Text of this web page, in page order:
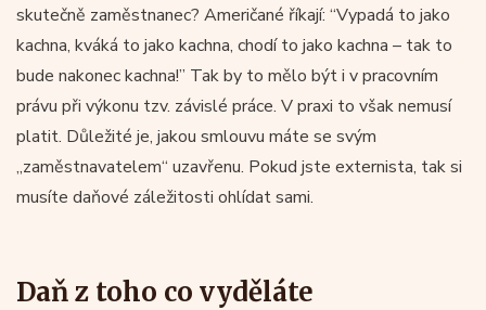
skutečně zaměstnanec? Američané říkají: “Vypadá to jako
kachna, kváká to jako kachna, chodí to jako kachna – tak to
bude nakonec kachna!” Tak by to mělo být i v pracovním
právu při výkonu tzv. závislé práce. V praxi to však nemusí
platit. Důležité je, jakou smlouvu máte se svým
„zaměstnavatelem“ uzavřenu. Pokud jste externista, tak si
musíte daňové záležitosti ohlídat sami.
Daň z toho co vyděláte